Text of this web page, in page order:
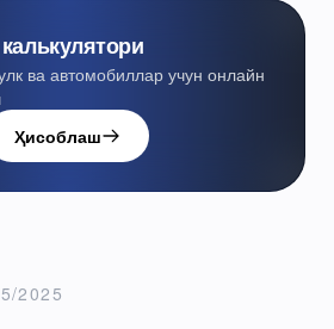
ва автомобиллар учун онлайн
Ҳисоблаш
2025